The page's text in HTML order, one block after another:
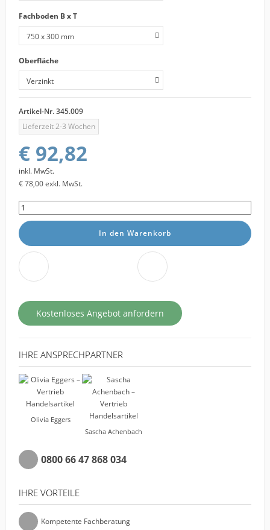
Fachboden B x T
Oberfläche
Artikel-Nr.345.009
Lieferzeit 2-3 Wochen
€ 92,82
inkl. MwSt.
€ 78,00exkl. MwSt.
In den Warenkorb
Kostenloses Angebot anfordern
IHRE ANSPRECHPARTNER
Olivia Eggers
Sascha Achenbach
0800 66 47 868 034
IHRE VORTEILE
Kompetente Fachberatung